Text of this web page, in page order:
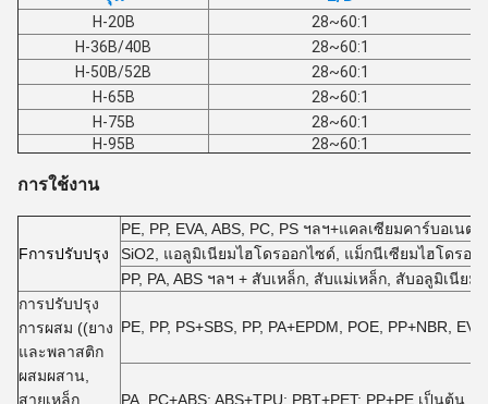
H-20B
28~60:1
H-36B/40B
28~60:1
H-50B/52B
28~60:1
H-65B
28~60:1
H-75B
28~60:1
H-95B
28~60:1
การใช้งาน
Fการปรับปรุง
PE, PP, EVA, ABS, PC, PS ฯลฯ+แคลเซียมคาร์บอเนต
SiO2, แอลูมิเนียมไฮโดรออกไซด์, แม็กนีเซียมไฮโดรอ
PP, PA, ABS ฯลฯ + สับเหล็ก, สับแม่เหล็ก, สับอลูมิเนีย
การปรับปรุง
การผสม ((ยาง
และพลาสติก
ผสมผสาน,
สายเหล็ก
PE, PP, PS+SBS, PP, PA+EPDM, POE, PP+NBR,
PA, PC+ABS: ABS+TPU: PBT+PET: PP+PE เป็นต้น